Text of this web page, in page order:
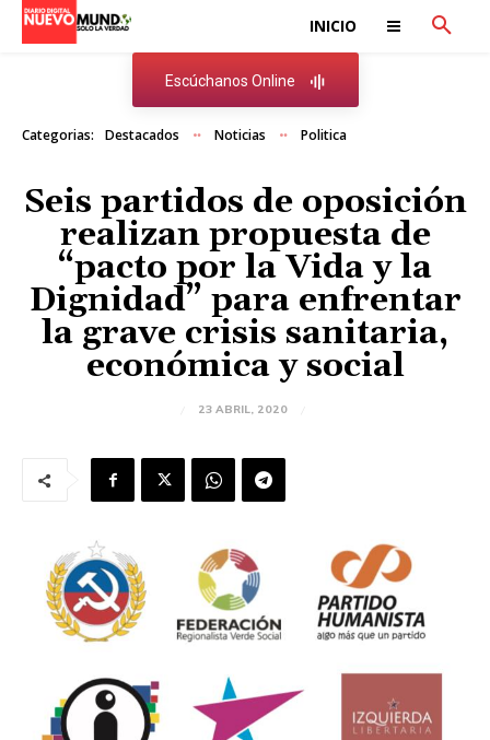
INICIO
Escúchanos Online
Categorias: Destacados Noticias Politica
Seis partidos de oposición
realizan propuesta de
“pacto por la Vida y la
Dignidad” para enfrentar
la grave crisis sanitaria,
económica y social
23 ABRIL, 2020